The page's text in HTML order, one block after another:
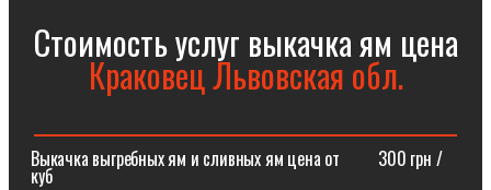
Стоимость услуг выкачка ям цена
Краковец Львовская обл.
Выкачка выгребных ям и сливных ям цена от⠀⠀⠀300 грн /
куб